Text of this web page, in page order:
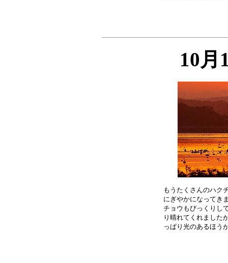
10月
もうたくさんのハク
にぎやかになってき
チョウもびっくりし
り晴れてくれました